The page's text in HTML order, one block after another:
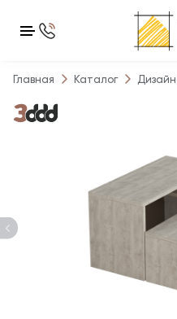
Главная Каталог